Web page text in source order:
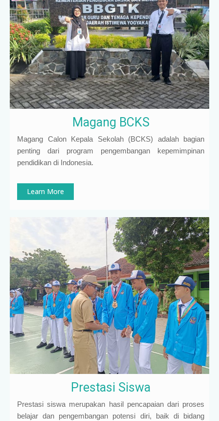
Magang BCKS
Magang Calon Kepala Sekolah (BCKS) adalah bagian
penting dari program pengembangan kepemimpinan
pendidikan di Indonesia.
Learn More
Prestasi Siswa
Prestasi siswa merupakan hasil pencapaian dari proses
belajar dan pengembangan potensi diri, baik di bidang